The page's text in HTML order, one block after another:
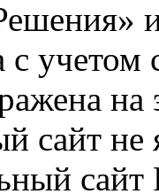
с
сайт не
сайт